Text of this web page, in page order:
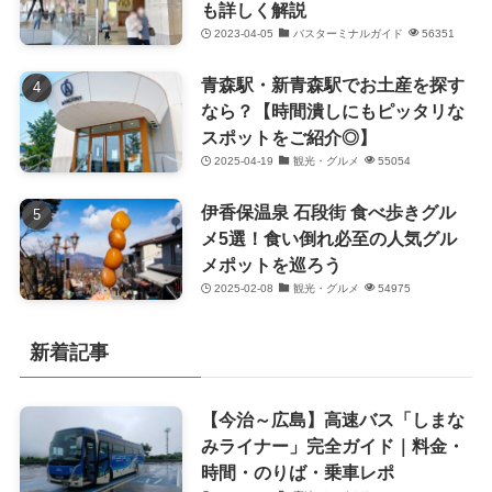
も詳しく解説
2023-04-05 バスターミナルガイド 56351
青森駅・新青森駅でお土産を探す
なら？【時間潰しにもピッタリな
スポットをご紹介◎】
2025-04-19 観光・グルメ 55054
伊香保温泉 石段街 食べ歩きグル
メ5選！食い倒れ必至の人気グル
メポットを巡ろう
2025-02-08 観光・グルメ 54975
新着記事
【今治～広島】高速バス「しまな
みライナー」完全ガイド｜料金・
時間・のりば・乗車レポ